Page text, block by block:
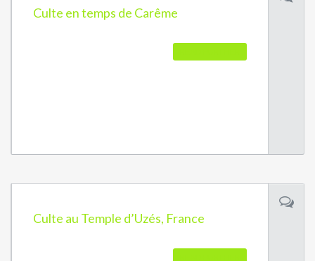
Culte en temps de Carême
Culte au Temple d’Uzés, France